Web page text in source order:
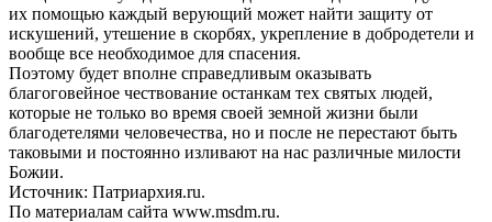
их помощью каждый верующий может найти защиту от
искушений, утешение в скорбях, укрепление в добродетели и
вообще все необходимое для спасения.
Поэтому будет вполне справедливым оказывать
благоговейное чествование останкам тех святых людей,
которые не только во время своей земной жизни были
благодетелями человечества, но и после не перестают быть
таковыми и постоянно изливают на нас различные милости
Божии.
Источник: Патриархия.ru.
По материалам сайта www.msdm.ru.